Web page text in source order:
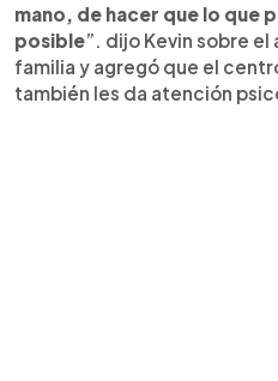
mano, de hacer que lo que
posible”. dijo Kevin sobre
familia y agregó que el
también les da atención